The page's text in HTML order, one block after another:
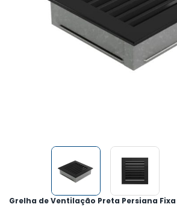
Grelha de Ventilação Preta Persiana Fixa